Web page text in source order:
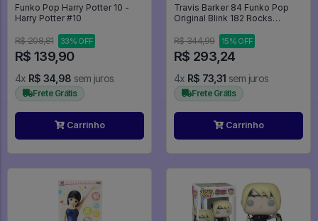
Funko Pop Harry Potter 10 -
Harry Potter #10
R$ 208,81 33% OFF
R$ 139,90
4x R$ 34,98 sem juros
Frete Grátis
Carrinho
Travis Barker 84 Funko Pop
Original Blink 182 Rocks
R$ 344,99 15% OFF
R$ 293,24
4x R$ 73,31 sem juros
Frete Grátis
Carrinho